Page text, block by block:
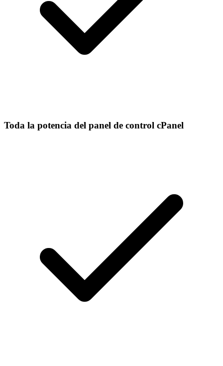
Toda la potencia del panel de control cPanel